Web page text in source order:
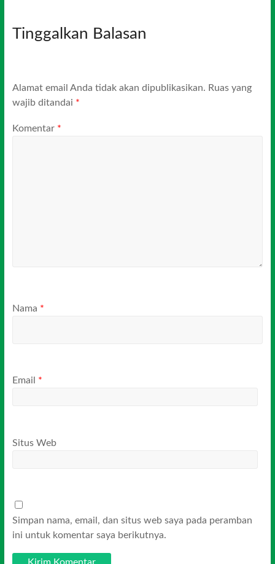
Tinggalkan Balasan
Alamat email Anda tidak akan dipublikasikan. Ruas yang
wajib ditandai *
Komentar *
Nama *
Email *
Situs Web
Simpan nama, email, dan situs web saya pada peramban
ini untuk komentar saya berikutnya.